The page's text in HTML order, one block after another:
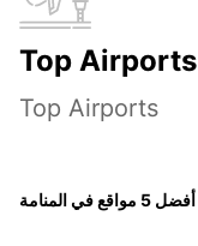
Top Airports
Top Airports
أفضل 5 مواقع في المنامة